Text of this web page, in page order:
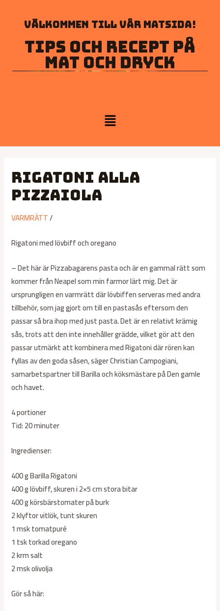
Välkommen till vår matsida!
Tips och recept på
mat och dryck
Rigatoni alla
Pizzaiola
VARMRÄTT/
Rigatoni med lövbiff och oregano
– Det här är Pizzabagarens pasta och är en gammal rätt som
kommer från Neapel som min farmor lärt mig. Det är
ursprungligen en varmrätt där lövbiffen serveras med andra
tillbehör, som jag gjort om till en pastasås eftersom den
passar så bra ihop med just pasta. Det är en relativt krämig
sås, trots att den inte innehåller grädde, vilket gör att den
passar utmärkt att kombinera med Rigatoni där rören kan
fyllas av den goda såsen, säger Christian Campogiani,
samarbetspartner till Barilla och köksmästare på Den gamle
och havet.
4 portioner
Tid: 20 minuter
Ingredienser:
400 g Barilla Rigatoni
400 g lövbiff, skuren i 2×5 cm stora bitar
400 g körsbärstomater på burk
2 klyftor vitlök, tunt skuren
1 msk tomatpuré
1 tsk torkad oregano
2 krm salt
2 msk olivolja
Gör så här: